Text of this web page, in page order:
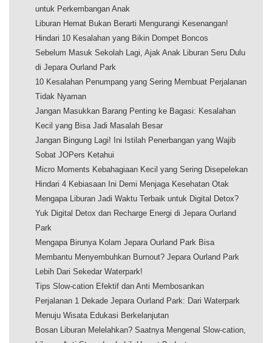
untuk Perkembangan Anak
Liburan Hemat Bukan Berarti Mengurangi Kesenangan!
Hindari 10 Kesalahan yang Bikin Dompet Boncos
Sebelum Masuk Sekolah Lagi, Ajak Anak Liburan Seru Dulu
di Jepara Ourland Park
10 Kesalahan Penumpang yang Sering Membuat Perjalanan
Tidak Nyaman
Jangan Masukkan Barang Penting ke Bagasi: Kesalahan
Kecil yang Bisa Jadi Masalah Besar
Jangan Bingung Lagi! Ini Istilah Penerbangan yang Wajib
Sobat JOPers Ketahui
Micro Moments Kebahagiaan Kecil yang Sering Disepelekan
Hindari 4 Kebiasaan Ini Demi Menjaga Kesehatan Otak
Mengapa Liburan Jadi Waktu Terbaik untuk Digital Detox?
Yuk Digital Detox dan Recharge Energi di Jepara Ourland
Park
Mengapa Birunya Kolam Jepara Ourland Park Bisa
Membantu Menyembuhkan Burnout? Jepara Ourland Park
Lebih Dari Sekedar Waterpark!
Tips Slow-cation Efektif dan Anti Membosankan
Perjalanan 1 Dekade Jepara Ourland Park: Dari Waterpark
Menuju Wisata Edukasi Berkelanjutan
Bosan Liburan Melelahkan? Saatnya Mengenal Slow-cation,